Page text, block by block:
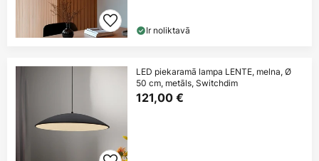
Ir noliktavā
LED piekaramā lampa LENTE, melna, Ø
50 cm, metāls, Switchdim
121,00 €